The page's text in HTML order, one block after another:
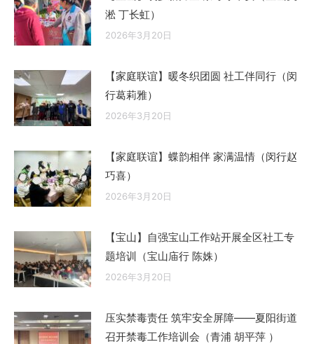
淞 丁长虹）
2026年3月20日
【家庭联谊】暖冬织团圆 社工伴同行（闵
行葛莉雅）
2026年3月20日
【家庭联谊】蝶韵相伴 家满温情（闵行赵
巧喜）
2026年3月20日
【宝山】自强宝山工作站开展全区社工专
题培训（宝山庙行 陈姝）
2026年3月20日
压实禁毒责任 筑牢安全屏障——夏阳街道
召开禁毒工作培训会（青浦 胡平萍 ）